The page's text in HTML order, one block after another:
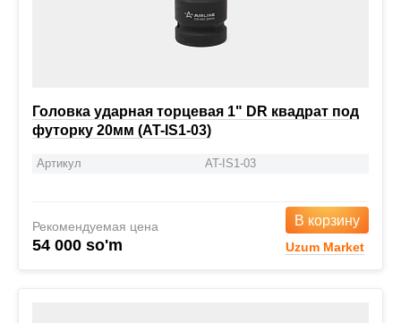
Головка ударная торцевая 1" DR квадрат под
футорку 20мм (AT-IS1-03)
Артикул AT-IS1-03
Рекомендуемая цена
54 000 so'm
В корзину
Uzum Market